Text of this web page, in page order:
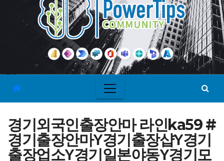
경기외국인출장안마 라인ka59 #
경기출장안마Υ경기출장샵Υ경기
출장업소Υ경기일본야동Υ경기모